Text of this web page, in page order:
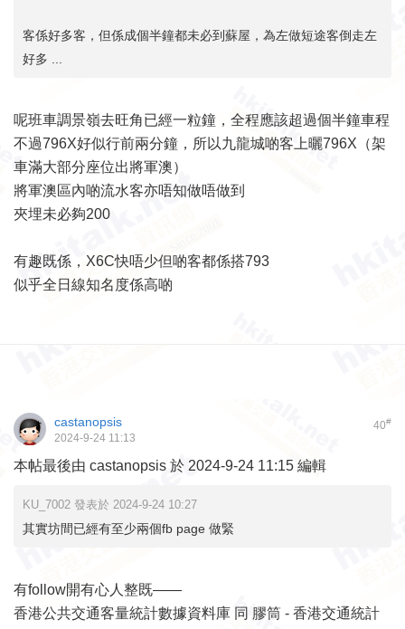
客係好多客，但係成個半鐘都未必到蘇屋，為左做短途客倒走左
好多 ...
呢班車調景嶺去旺角已經一粒鐘，全程應該超過個半鐘車程
不過796X好似行前兩分鐘，所以九龍城啲客上曬796X（架
車滿大部分座位出將軍澳）
將軍澳區內啲流水客亦唔知做唔做到
夾埋未必夠200
有趣既係，X6C快唔少但啲客都係搭793
似乎全日線知名度係高啲
40#
castanopsis
2024-9-24 11:13
本帖最後由 castanopsis 於 2024-9-24 11:15 編輯
KU_7002 發表於 2024-9-24 10:27
其實坊間已經有至少兩個fb page 做緊
有follow開有心人整既——
香港公共交通客量統計數據資料庫 同 膠筒 - 香港交通統計